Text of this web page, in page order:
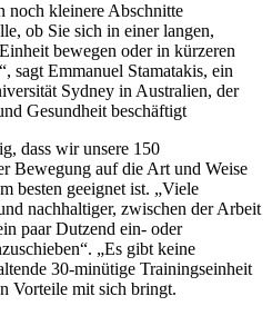
noch kleinere Abschnitte
ob Sie sich in einer langen,
bewegen oder in kürzeren
sagt Emmanuel Stamatakis, ein
Sydney in Australien, der
Gesundheit beschäftigt
dass wir unsere 150
Bewegung auf die Art und Weise
besten geeignet ist. „Viele
nachhaltiger, zwischen der Arbeit
paar Dutzend ein- oder
„Es gibt keine
30-minütige Trainingseinheit
Vorteile mit sich bringt.